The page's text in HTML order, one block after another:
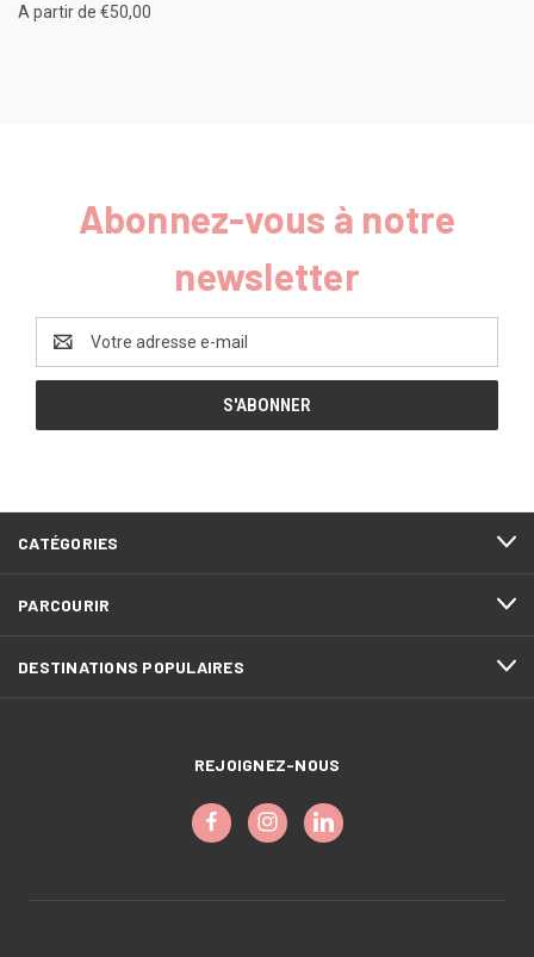
A partir de €50,00
Abonnez-vous à notre
newsletter
mail
CATÉGORIES
PARCOURIR
DESTINATIONS POPULAIRES
REJOIGNEZ-NOUS